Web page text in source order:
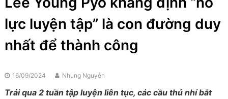
tiện
lực luyện tập” là con đường duy
nhất để thành công
16/09/2024 Nhung Nguyễn
Trải qua 2 tuần tập luyện liên tục, các cầu thủ nhí bắt